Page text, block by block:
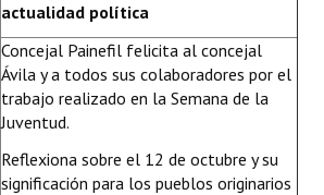
actualidad política
Concejal Painefil felicita al concejal
Ávila y a todos sus colaboradores por el
trabajo realizado en la Semana de la
Juventud.
Reflexiona sobre el 12 de octubre y su
significación para los pueblos originarios